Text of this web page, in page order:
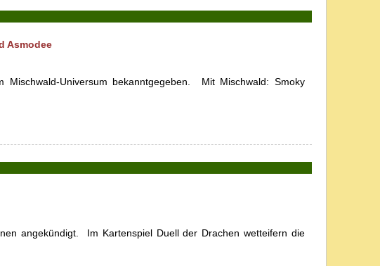
Asmodee
Universum bekanntgegeben. Mit Mischwald: Smoky
angekündigt. Im Kartenspiel Duell der Drachen wetteifern die